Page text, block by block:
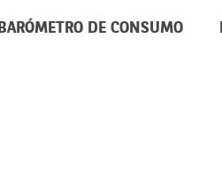
BARÓMETRO DE CONSUMO